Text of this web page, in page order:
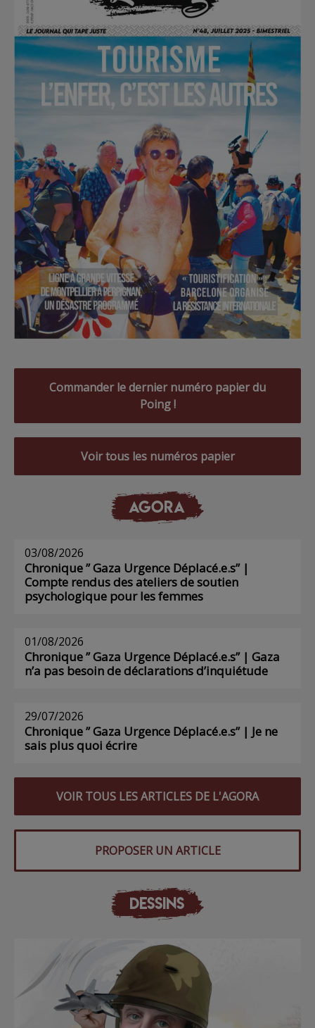
Commander le dernier numéro papier du
Poing !
Voir tous les numéros papier
AGORA
03/08/2026
Chronique ” Gaza Urgence Déplacé.e.s” |
Compte rendus des ateliers de soutien
psychologique pour les femmes
01/08/2026
Chronique ” Gaza Urgence Déplacé.e.s” | Gaza
n’a pas besoin de déclarations d’inquiétude
29/07/2026
Chronique ” Gaza Urgence Déplacé.e.s” | Je ne
sais plus quoi écrire
VOIR TOUS LES ARTICLES DE L'AGORA
PROPOSER UN ARTICLE
DESSINS